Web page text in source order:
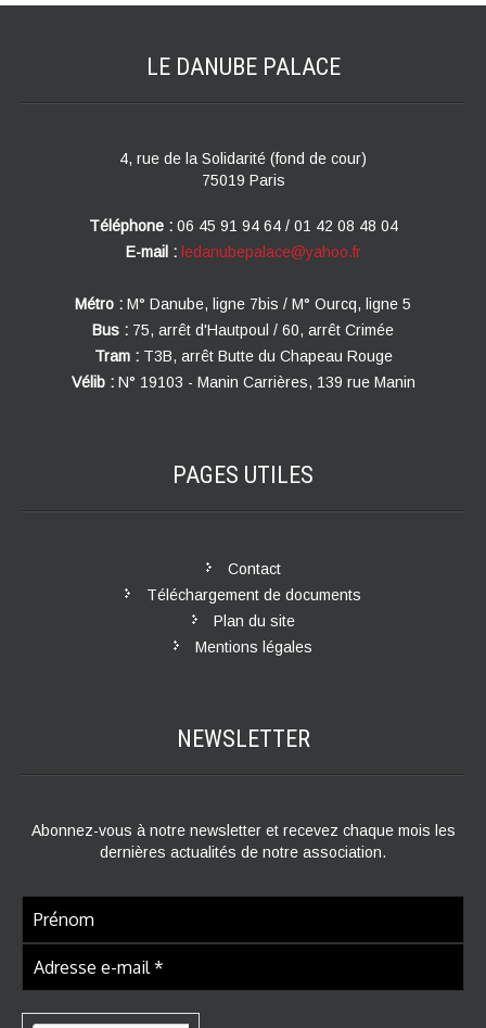
LE DANUBE PALACE
4, rue de la Solidarité (fond de cour)
75019 Paris
Téléphone : 06 45 91 94 64 / 01 42 08 48 04
E-mail : ledanubepalace@yahoo.fr
Métro : M° Danube, ligne 7bis / M° Ourcq, ligne 5
Bus : 75, arrêt d'Hautpoul / 60, arrêt Crimée
Tram : T3B, arrêt Butte du Chapeau Rouge
Vélib : N° 19103 - Manin Carrières, 139 rue Manin
PAGES UTILES
Contact
Téléchargement de documents
Plan du site
Mentions légales
NEWSLETTER
Abonnez-vous à notre newsletter et recevez chaque mois les
dernières actualités de notre association.